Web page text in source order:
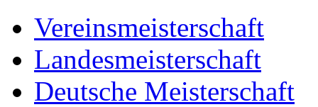
Vereinsmeisterschaft
Landesmeisterschaft
Deutsche Meisterschaft